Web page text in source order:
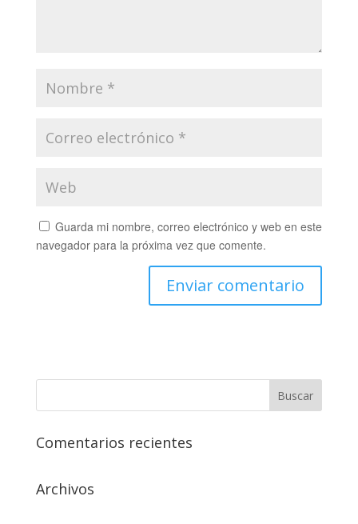
Guarda mi nombre, correo electrónico y web en este
navegador para la próxima vez que comente.
Comentarios recientes
Archivos